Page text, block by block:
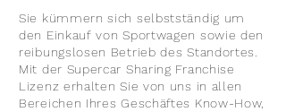
Sie kümmern sich selbstständig um
den Einkauf von Sportwagen sowie den
reibungslosen Betrieb des Standortes.
Mit der Supercar Sharing Franchise
Lizenz erhalten Sie von uns in allen
Bereichen Ihres Geschäftes Know-How,